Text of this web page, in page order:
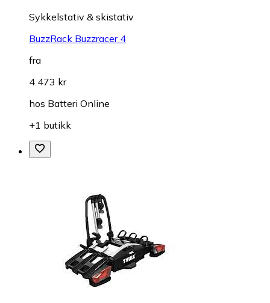
Sykkelstativ & skistativ
BuzzRack Buzzracer 4
fra
4 473 kr
hos Batteri Online
+1 butikk